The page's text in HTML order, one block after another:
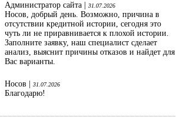
Администратор сайта |
31.07.2026
Носов, добрый день. Возможно, причина в
отсутствии кредитной истории, сегодня это
чуть ли не приравнивается к плохой истории.
Заполните заявку, наш специалист сделает
анализ, выяснит причины отказов и найдет для
Вас варианты.
Носов | 31.07.2026
Благодарю!